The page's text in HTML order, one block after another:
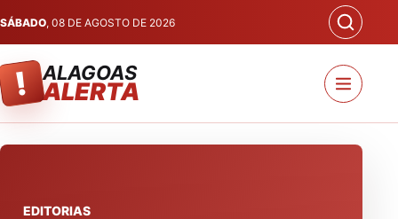
SÁBADO, 08 DE AGOSTO DE 2026
! ALAGOAS
ALERTA
EDITORIAS